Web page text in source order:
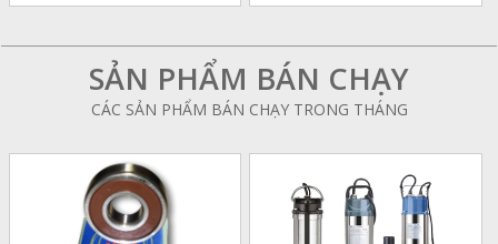
SẢN PHẨM BÁN CHẠY
CÁC SẢN PHẨM BÁN CHẠY TRONG THÁNG